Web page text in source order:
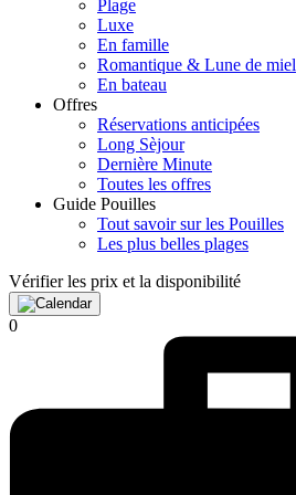
Plage
Luxe
En famille
Romantique & Lune de miel
En bateau
Offres
Réservations anticipées
Long Sèjour
Dernière Minute
Toutes les offres
Guide Pouilles
Tout savoir sur les Pouilles
Les plus belles plages
Vérifier les prix et la disponibilité
0